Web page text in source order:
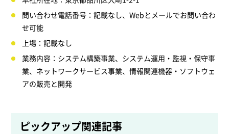
問い合わせ電話番号：記載なし、Webとメールでお問い合わ
せ可能
上場：記載なし
業務内容：システム構築事業、システム運用・監視・保守事
業、ネットワークサービス事業、情報関連機器・ソフトウェ
アの販売と開発
ピックアップ関連記事